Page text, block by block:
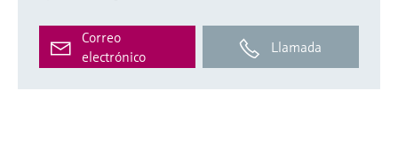
Correo
electrónico
Llamada